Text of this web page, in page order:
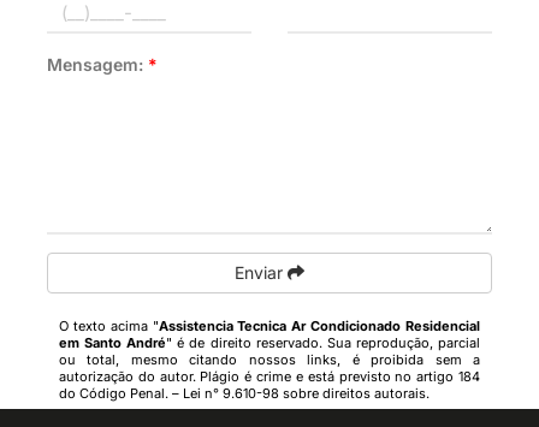
Mensagem: *
Enviar
O texto acima "Assistencia Tecnica Ar Condicionado Residencial
em Santo André" é de direito reservado. Sua reprodução, parcial
ou total, mesmo citando nossos links, é proibida sem a
autorização do autor. Plágio é crime e está previsto no artigo 184
do Código Penal. – Lei n° 9.610-98 sobre direitos autorais.